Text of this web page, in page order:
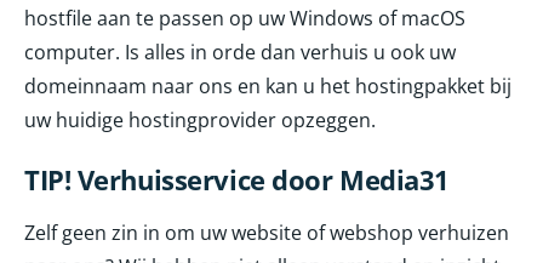
hostfile aan te passen op uw Windows of macOS
computer. Is alles in orde dan verhuis u ook uw
domeinnaam naar ons en kan u het hostingpakket bij
uw huidige hostingprovider opzeggen.
TIP! Verhuisservice door Media31
Zelf geen zin in om uw website of webshop verhuizen